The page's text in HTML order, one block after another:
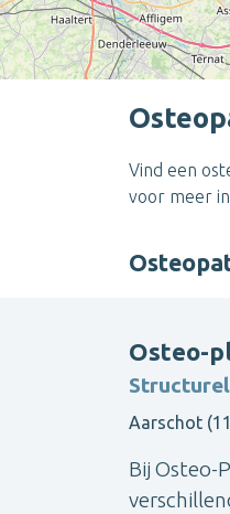
Vind een
voor meer
Osteo-
Aarschot
Bij Osteo-